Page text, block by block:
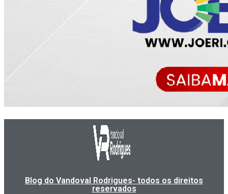
Blog do Vandoval Rodrigues- todos os direitos
reservados